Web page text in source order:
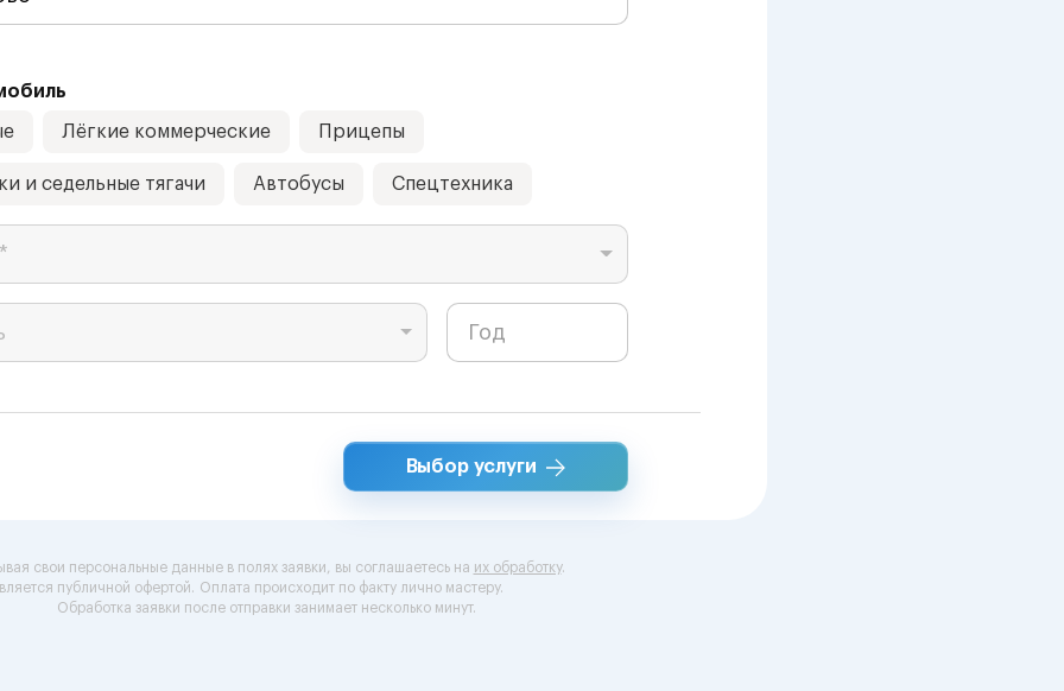
Лёгкие коммерческие Прицепы
и седельные тягачи Автобусы Спецтехника
Выбор услуги
свои персональные данные в полях заявки, вы соглашаетесь на их обработку.
публичной офертой. Оплата происходит по факту лично мастеру.
Обработка заявки после отправки занимает несколько минут.